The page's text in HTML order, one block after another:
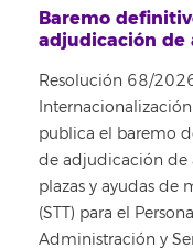
Baremo
adjudicación de
Resolución 68/
publica el baremo
de adjudicación de
plazas y ayudas de
(STT) para el
Administración y